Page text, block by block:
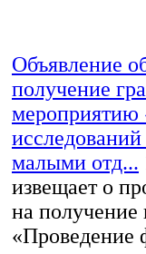
Объявление
получение
мероприятию
малыми отд...
извещает о
на
«Проведение